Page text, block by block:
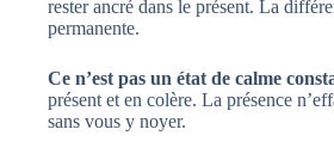
rester ancré dans le présent. La
permanente.
Ce n’est pas un état de calme
présent et en colère. La présence
sans vous y noyer.